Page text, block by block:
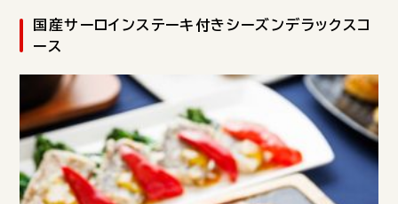
国産サーロインステーキ付きシーズンデラックスコ
ース